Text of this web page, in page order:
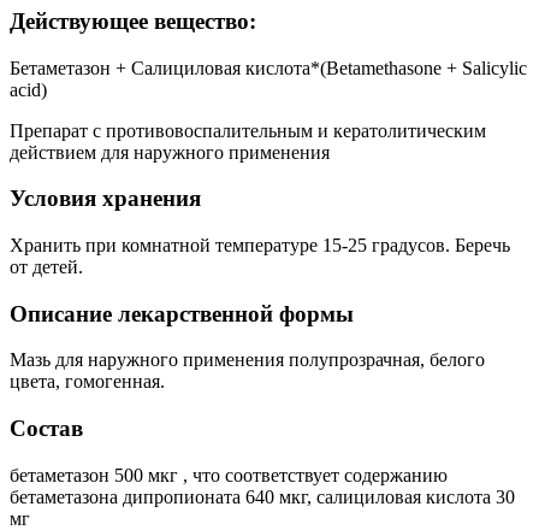
Действующее вещество:
Бетаметазон + Салициловая кислота*(Betamethasone + Salicylic
acid)
Препарат с противовоспалительным и кератолитическим
действием для наружного применения
Условия хранения
Хранить при комнатной температуре 15-25 градусов. Беречь
от детей.
Описание лекарственной формы
Мазь для наружного применения полупрозрачная, белого
цвета, гомогенная.
Состав
бетаметазон 500 мкг , что соответствует содержанию
бетаметазона дипропионата 640 мкг, салициловая кислота 30
мг